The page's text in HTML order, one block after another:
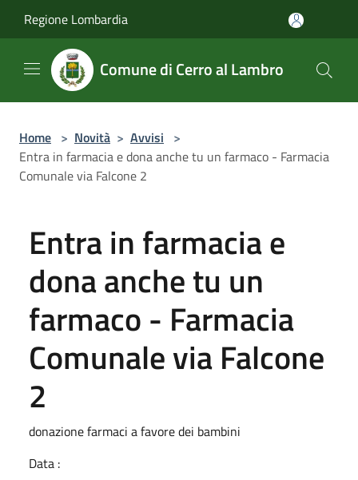
Regione Lombardia
Comune di Cerro al Lambro
Home > Novità > Avvisi >
Entra in farmacia e dona anche tu un farmaco - Farmacia
Comunale via Falcone 2
Entra in farmacia e
dona anche tu un
farmaco - Farmacia
Comunale via Falcone
2
donazione farmaci a favore dei bambini
Data :